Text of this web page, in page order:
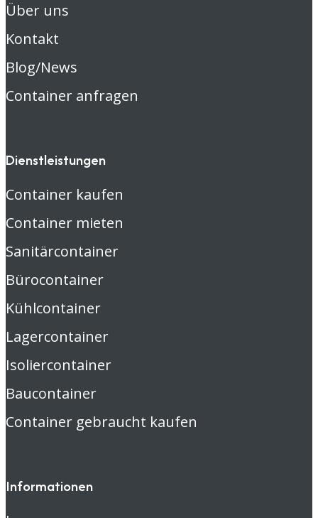
Über uns
Kontakt
Blog/News
Container anfragen
Dienstleistungen
Container kaufen
Container mieten
Sanitärcontainer
Bürocontainer
Kühlcontainer
Lagercontainer
Isoliercontainer
Baucontainer
Container gebraucht kaufen
Informationen